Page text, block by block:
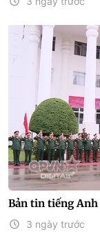
Bản tin tiếng Anh
3 ngày trước